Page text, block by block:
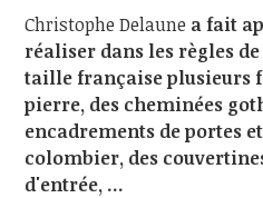
Christophe Delaune a fait
réaliser dans les règles
taille française plusieurs
pierre, des cheminées
encadrements de portes
colombier, des
d'entrée, ...